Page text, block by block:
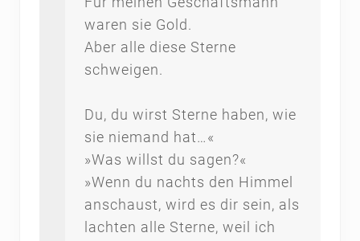
waren sie Gold.
Aber alle diese Sterne
schweigen.
Du, du wirst Sterne haben, wie
sie niemand hat…«
»Was willst du sagen?«
»Wenn du nachts den Himmel
anschaust, wird es dir sein, als
lachten alle Sterne, weil ich